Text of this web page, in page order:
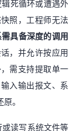
死循环或遭遇外
照，工程师无法
具备深度的调用
，并允许按应用
需支持提取单一
入输出报文、系
。
读写系统文件等